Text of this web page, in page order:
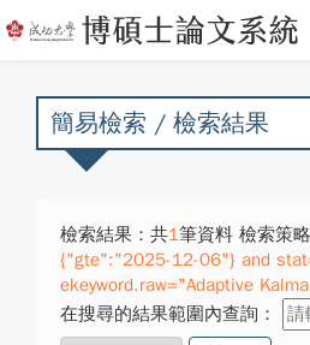
簡易檢索 / 檢索結果
檢索結果：共1筆資料 檢索策略
{"gte":"2025-12-06"} and
ekeyword.raw="Adaptive
在搜尋的結果範圍內查詢：